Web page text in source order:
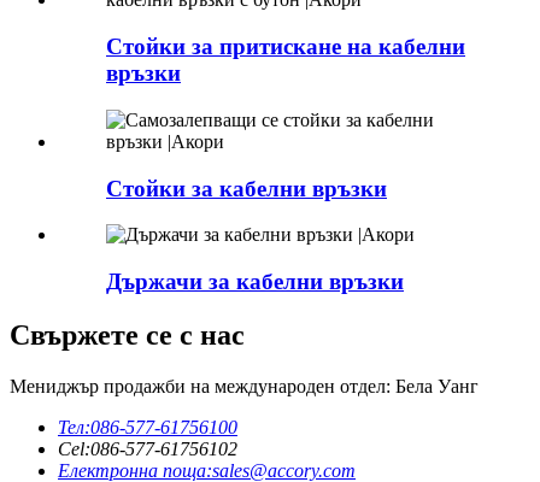
Стойки за притискане на кабелни
връзки
Стойки за кабелни връзки
Държачи за кабелни връзки
Свържете се с нас
Мениджър продажби на международен отдел: Бела Уанг
Тел:086-577-61756100
Cel:086-577-61756102
Електронна поща:sales@accory.com